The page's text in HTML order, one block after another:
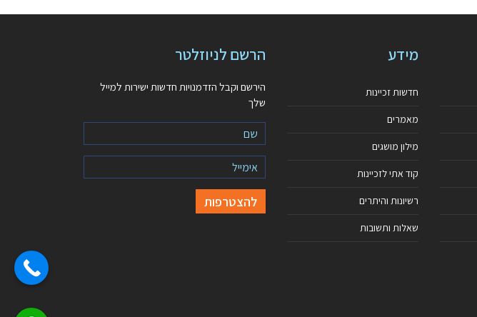
מידע
חדשות זכיינות
מאמרים
מילון מושגים
קוד אתי לזכיינות
רשיונות והיתרים
שאלות ותשובות
הרשם לניוזלטר
הירשם וקבל הזדמנויות חדשות ישירות למייל
שלך